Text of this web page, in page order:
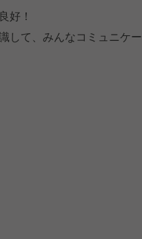
好！
して、みんなコミュニケー